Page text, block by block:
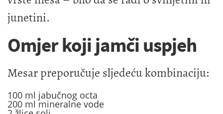
junetini.
Omjer koji jamči uspjeh
Mesar preporučuje sljedeću kombinaciju:
100 ml jabučnog octa
200 ml mineralne vode